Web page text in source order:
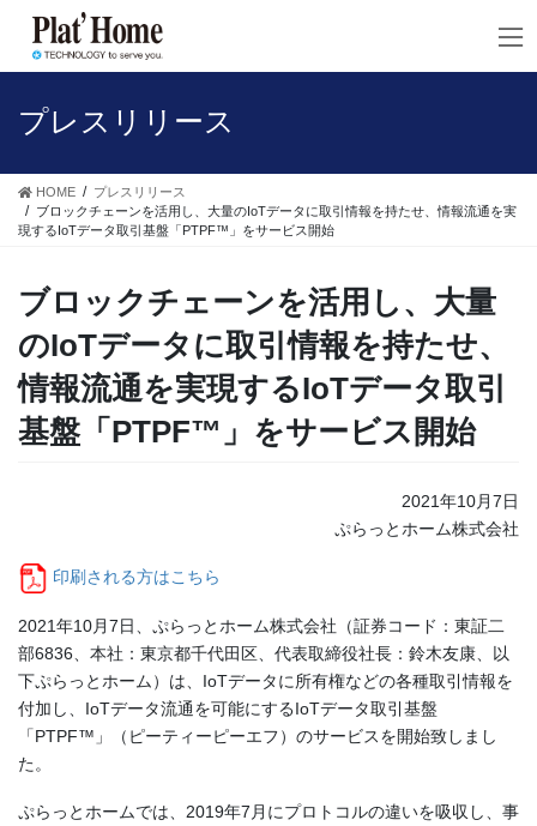
プレスリリース
HOME
プレスリリース
ブロックチェーンを活用し、大量のIoTデータに取引情報を持たせ、情報流通を実
現するIoTデータ取引基盤「PTPF™」をサービス開始
ブロックチェーンを活用し、大量
のIoTデータに取引情報を持たせ、
情報流通を実現するIoTデータ取引
基盤「PTPF™」をサービス開始
2021年10月7日
ぷらっとホーム株式会社
印刷される方はこちら
2021年10月7日、ぷらっとホーム株式会社（証券コード：東証二
部6836、本社：東京都千代田区、代表取締役社長：鈴木友康、以
下ぷらっとホーム）は、IoTデータに所有権などの各種取引情報を
付加し、IoTデータ流通を可能にするIoTデータ取引基盤
「PTPF™」（ピーティーピーエフ）のサービスを開始致しまし
た。
ぷらっとホームでは、2019年7月にプロトコルの違いを吸収し、事